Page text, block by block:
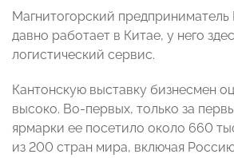
Магнитогорский
давно работает в Китае, у него
логистический сервис.
Кантонскую выставку бизнесмен
высоко. Во-первых, только за
ярмарки ее посетило около 660
из 200 стран мира, включая